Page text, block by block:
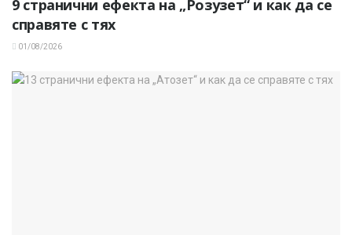
9 странични ефекта на „Розузет“ и как да се
справяте с тях
01/08/2026